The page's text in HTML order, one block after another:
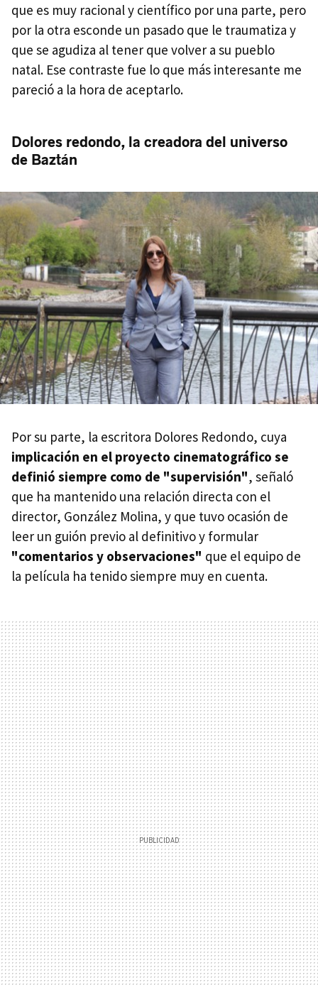
que es muy racional y científico por una parte, pero
por la otra esconde un pasado que le traumatiza y
que se agudiza al tener que volver a su pueblo
natal. Ese contraste fue lo que más interesante me
pareció a la hora de aceptarlo.
Dolores redondo, la creadora del universo
de Baztán
Por su parte, la escritora Dolores Redondo, cuya
implicación en el proyecto cinematográfico se
definió siempre como de "supervisión", señaló
que ha mantenido una relación directa con el
director, González Molina, y que tuvo ocasión de
leer un guión previo al definitivo y formular
"comentarios y observaciones" que el equipo de
la película ha tenido siempre muy en cuenta.